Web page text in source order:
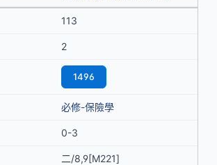
113
2
1496
必修-保險學
0-3
二/8,9[M221]